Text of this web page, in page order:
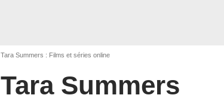
Tara Summers : Films et séries online
Tara Summers